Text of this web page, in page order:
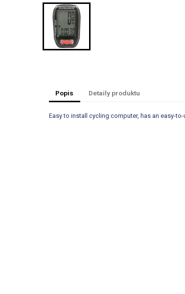
Popis Detaily produktu
Easy to install cycling computer, has an easy-